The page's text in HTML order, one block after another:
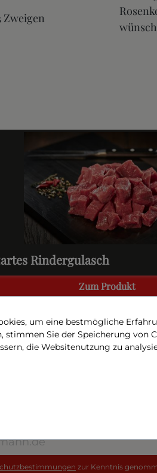
Zweigen
Rindergulasch
Zum Produkt
Newsletter
zur Kenntnis
um eine bestmögliche
stimmen Sie der Speicherung von
die Websitenutzung zu